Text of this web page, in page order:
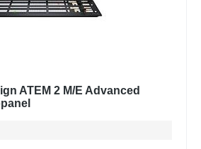
ATEM 2 M/E Advanced